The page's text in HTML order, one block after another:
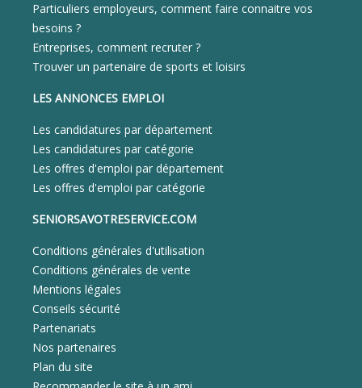
Particuliers employeurs, comment faire connaitre vos
besoins ?
Entreprises, comment recruter ?
Trouver un partenaire de sports et loisirs
LES ANNONCES EMPLOI
Les candidatures par département
Les candidatures par catégorie
Les offres d'emploi par département
Les offres d'emploi par catégorie
SENIORSAVOTRESERVICE.COM
Conditions générales d'utilisation
Conditions générales de vente
Mentions légales
Conseils sécurité
Partenariats
Nos partenaires
Plan du site